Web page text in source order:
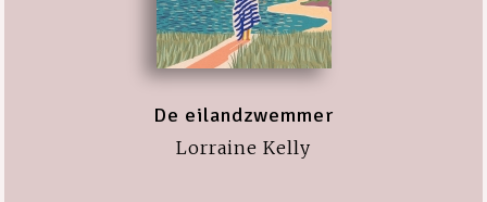
De eilandzwemmer
Lorraine Kelly